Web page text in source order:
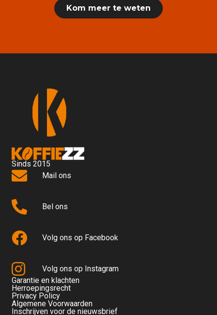
Kom meer te weten
Sinds 2015
Mail ons
Bel ons
Volg ons op Facebook
Volg ons op Instagram
Garantie en klachten
Herroepingsrecht
Privacy Policy
Algemene Voorwaarden
Inschrijven voor de nieuwsbrief